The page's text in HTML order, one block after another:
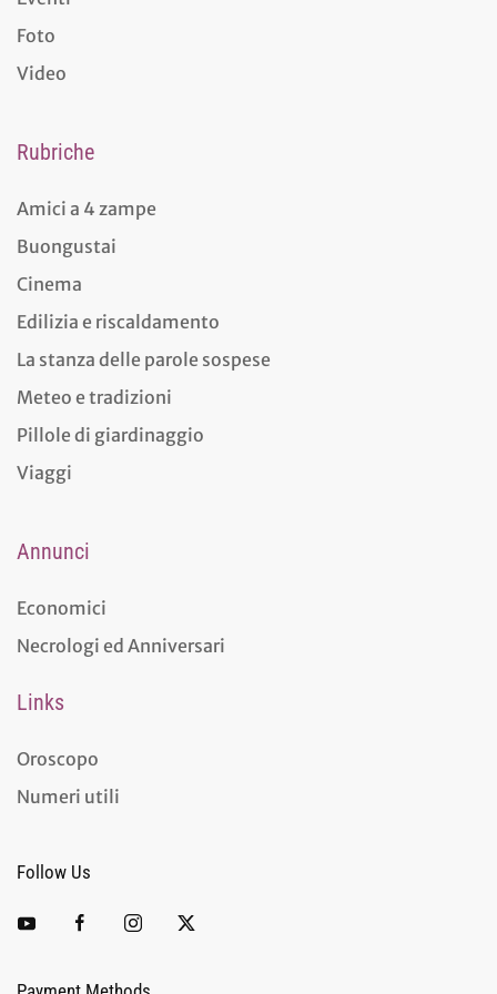
Foto
Video
Rubriche
Amici a 4 zampe
Buongustai
Cinema
Edilizia e riscaldamento
La stanza delle parole sospese
Meteo e tradizioni
Pillole di giardinaggio
Viaggi
Annunci
Economici
Necrologi ed Anniversari
Links
Oroscopo
Numeri utili
Follow Us